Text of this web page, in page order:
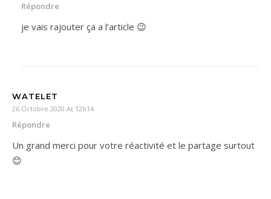
Répondre
je vais rajouter ça a l’article 😉
WATELET
26 Octobre 2020 At 12h14
Répondre
Un grand merci pour votre réactivité et le partage surtout
😊